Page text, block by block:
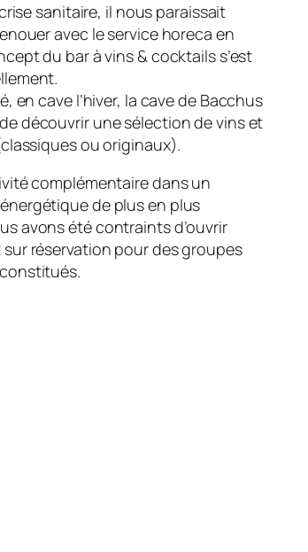
sanitaire, il nous paraissait
avec le service horeca en
du bar à vins & cocktails s’est
en cave l’hiver, la cave de Bacchus
découvrir une sélection de vins et
ou originaux).
complémentaire dans un
de plus en plus
avons été contraints d’ouvrir
réservation pour des groupes